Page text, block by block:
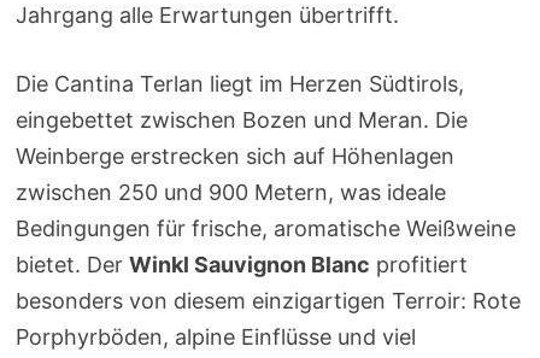
Jahrgang alle Erwartungen übertrifft.
Die Cantina Terlan liegt im Herzen Südtirols,
eingebettet zwischen Bozen und Meran. Die
Weinberge erstrecken sich auf Höhenlagen
zwischen 250 und 900 Metern, was ideale
Bedingungen für frische, aromatische Weißweine
bietet. Der Winkl Sauvignon Blanc profitiert
besonders von diesem einzigartigen Terroir: Rote
Porphyrböden, alpine Einflüsse und viel